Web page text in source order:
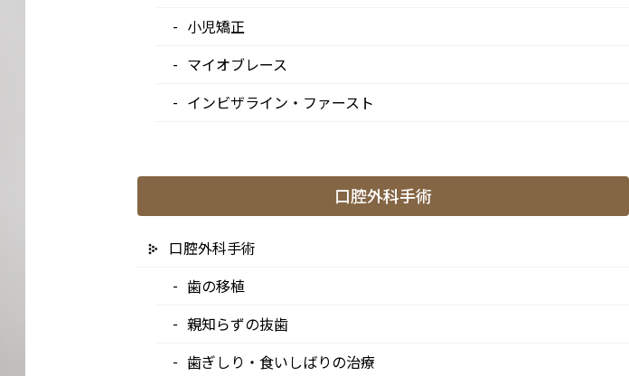
小児矯正
マイオブレース
インビザライン・ファースト
口腔外科手術
口腔外科手術
歯の移植
親知らずの抜歯
歯ぎしり・食いしばりの治療